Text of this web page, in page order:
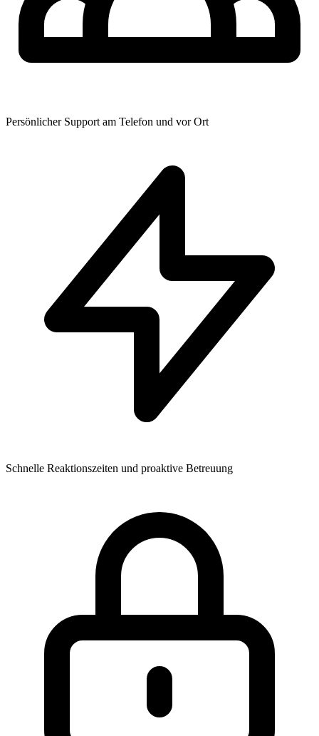
Persönlicher Support am Telefon und vor Ort
Schnelle Reaktionszeiten und proaktive Betreuung